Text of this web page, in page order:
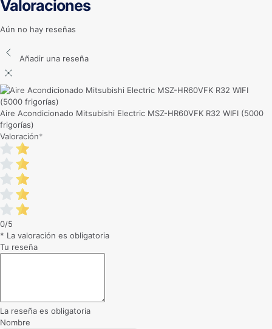
Valoraciones
Aún no hay reseñas
Añadir una reseña
Aire Acondicionado Mitsubishi Electric MSZ-HR60VFK R32 WIFI (5000
frigorías)
Valoración*
0/5
* La valoración es obligatoria
Tu reseña
La reseña es obligatoria
Nombre